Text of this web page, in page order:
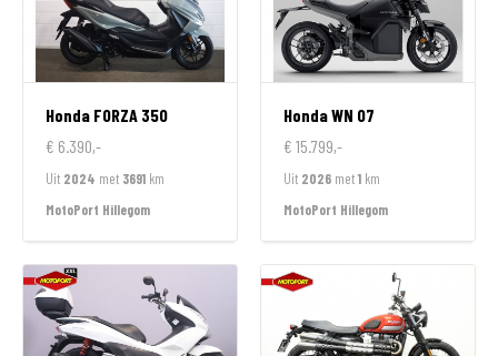
Honda FORZA 350
€ 6.390,-
Uit 2024 met 3691 km
MotoPort Hillegom
HondaWN 07
€ 15.799,-
Uit 2026 met1 km
MotoPort Hillegom